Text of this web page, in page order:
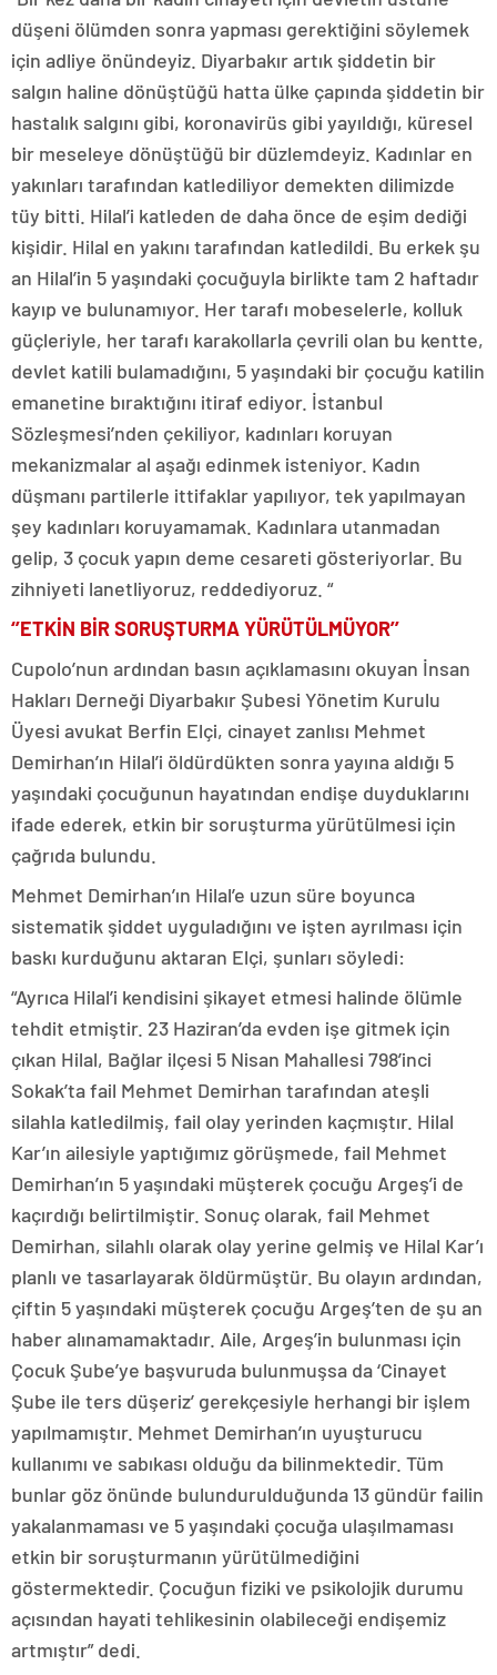
düşeni ölümden sonra yapması gerektiğini söylemek
için adliye önündeyiz. Diyarbakır artık şiddetin bir
salgın haline dönüştüğü hatta ülke çapında şiddetin bir
hastalık salgını gibi, koronavirüs gibi yayıldığı, küresel
bir meseleye dönüştüğü bir düzlemdeyiz. Kadınlar en
yakınları tarafından katlediliyor demekten dilimizde
tüy bitti. Hilal’i katleden de daha önce de eşim dediği
kişidir. Hilal en yakını tarafından katledildi. Bu erkek şu
an Hilal’in 5 yaşındaki çocuğuyla birlikte tam 2 haftadır
kayıp ve bulunamıyor. Her tarafı mobeselerle, kolluk
güçleriyle, her tarafı karakollarla çevrili olan bu kentte,
devlet katili bulamadığını, 5 yaşındaki bir çocuğu katilin
emanetine bıraktığını itiraf ediyor. İstanbul
Sözleşmesi’nden çekiliyor, kadınları koruyan
mekanizmalar al aşağı edinmek isteniyor. Kadın
düşmanı partilerle ittifaklar yapılıyor, tek yapılmayan
şey kadınları koruyamamak. Kadınlara utanmadan
gelip, 3 çocuk yapın deme cesareti gösteriyorlar. Bu
zihniyeti lanetliyoruz, reddediyoruz. “
‘’ETKİN BİR SORUŞTURMA YÜRÜTÜLMÜYOR’’
Cupolo’nun ardından basın açıklamasını okuyan İnsan
Hakları Derneği Diyarbakır Şubesi Yönetim Kurulu
Üyesi avukat Berfin Elçi, cinayet zanlısı Mehmet
Demirhan’ın Hilal’i öldürdükten sonra yayına aldığı 5
yaşındaki çocuğunun hayatından endişe duyduklarını
ifade ederek, etkin bir soruşturma yürütülmesi için
çağrıda bulundu.
Mehmet Demirhan’ın Hilal’e uzun süre boyunca
sistematik şiddet uyguladığını ve işten ayrılması için
baskı kurduğunu aktaran Elçi, şunları söyledi:
“Ayrıca Hilal’i kendisini şikayet etmesi halinde ölümle
tehdit etmiştir. 23 Haziran’da evden işe gitmek için
çıkan Hilal, Bağlar ilçesi 5 Nisan Mahallesi 798’inci
Sokak’ta fail Mehmet Demirhan tarafından ateşli
silahla katledilmiş, fail olay yerinden kaçmıştır. Hilal
Kar’ın ailesiyle yaptığımız görüşmede, fail Mehmet
Demirhan’ın 5 yaşındaki müşterek çocuğu Argeş’i de
kaçırdığı belirtilmiştir. Sonuç olarak, fail Mehmet
Demirhan, silahlı olarak olay yerine gelmiş ve Hilal Kar’ı
planlı ve tasarlayarak öldürmüştür. Bu olayın ardından,
çiftin 5 yaşındaki müşterek çocuğu Argeş’ten de şu an
haber alınamamaktadır. Aile, Argeş’in bulunması için
Çocuk Şube’ye başvuruda bulunmuşsa da ‘Cinayet
Şube ile ters düşeriz’ gerekçesiyle herhangi bir işlem
yapılmamıştır. Mehmet Demirhan’ın uyuşturucu
kullanımı ve sabıkası olduğu da bilinmektedir. Tüm
bunlar göz önünde bulundurulduğunda 13 gündür failin
yakalanmaması ve 5 yaşındaki çocuğa ulaşılmaması
etkin bir soruşturmanın yürütülmediğini
göstermektedir. Çocuğun fiziki ve psikolojik durumu
açısından hayati tehlikesinin olabileceği endişemiz
artmıştır” dedi.